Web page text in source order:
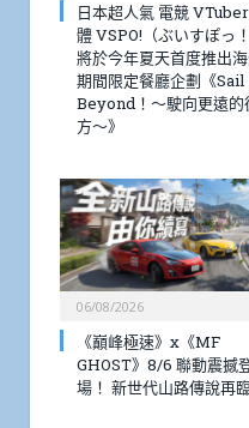
日本超人氣 電競
體 VSPO!（ぶいすぽっ！
將於今年夏天首度推出
期間限定餐廳企劃《Sail
Beyond！～駛向更遠的
方～》
06/08/2026
《巔峰極速》x《MF
GHOST》8/6 聯動震撼
場！ 新世代山路傳說再